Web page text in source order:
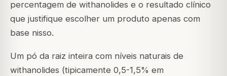
percentagem de withanolides e o resultado clínico
que justifique escolher um produto apenas com
base nisso.
Um pó da raiz inteira com níveis naturais de
withanolides (tipicamente 0,5-1,5% em